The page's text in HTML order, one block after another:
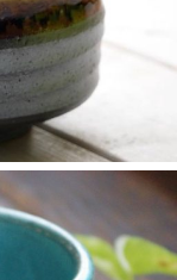
京テレビ キャッ
いごはん器のお
ートしました！ぜ